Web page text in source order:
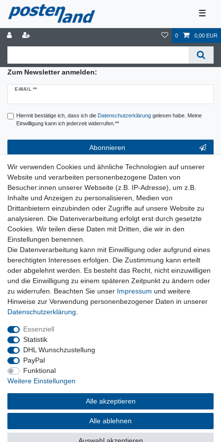
☰
0 0,00 EUR
Zum Newsletter anmelden:
E-MAIL **
Newsletter
Hiermit bestätige ich, dass ich die Daten­schutz­erklärunggelesen habe. Meine
Einwilligung kann ich jederzeit widerrufen.**
Abonnieren
** Hierbei handelt es sich um ein Pflichtfeld.
Service & Hilfe
Kontakt
Warenkorb
Zur Kasse
Nützliches
Newsletter abmelden
Widerrufsformular
Vertrag Widerrufen
Rechtliches
Wiederrufsrecht
AGB
Privatkunden
Neukundenanmeldung
Mein Konto
Wir verwenden Cookies und ähnliche Technologien auf unserer
Website und verarbeiten personenbezogene Daten von
Besucher:innen unserer Webseite (z.B. IP-Adresse), um z.B.
Inhalte und Anzeigen zu personalisieren, Medien von
Drittanbietern einzubinden oder Zugriffe auf unsere Website zu
analysieren. Die Datenverarbeitung erfolgt erst durch gesetzte
Cookies. Wir teilen diese Daten mit Dritten, die wir in den
Einstellungen benennen.
Die Datenverarbeitung kann mit Einwilligung oder aufgrund eines
berechtigten Interesses erfolgen. Die Zustimmung kann erteilt
oder abgelehnt werden. Es besteht das Recht, nicht einzuwilligen
und die Einwilligung zu einem späteren Zeitpunkt zu ändern oder
zu widerrufen. Beachten Sie unser Impressum und weitere
Hinweise zur Verwendung personenbezogener Daten in unserer
Daten­schutz­erklärung
Essenziell
Statistik
DHL Wunschzustellung
PayPal
Funktional
Weitere Einstellungen
Alle akzeptieren
Alle ablehnen